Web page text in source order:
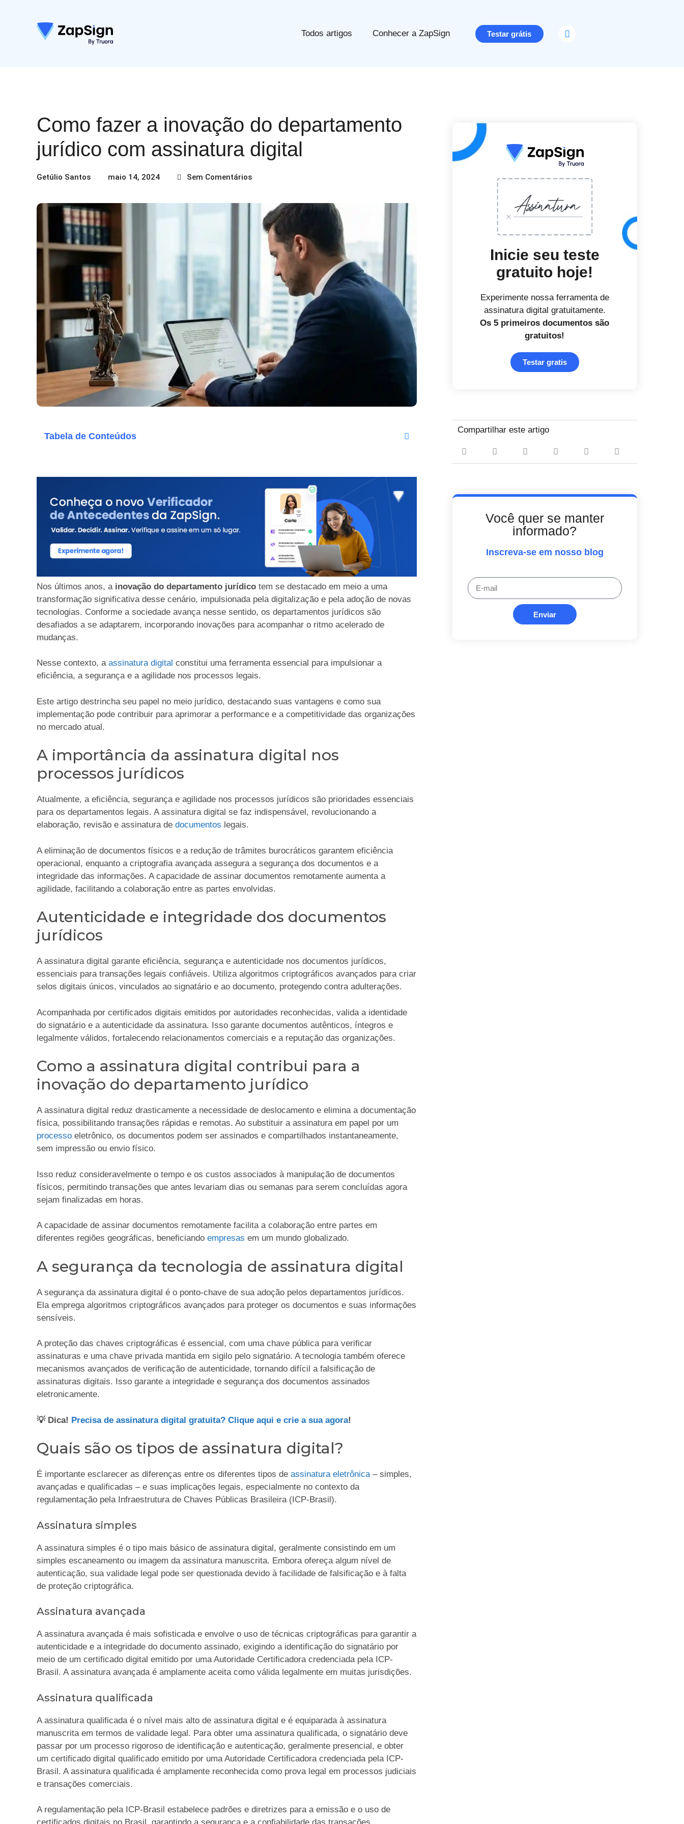
Todos artigos Conhecer a ZapSign Testar grátis
Como fazer a inovação do departamento
jurídico com assinatura digital
Getúlio Santos maio 14, 2024 Sem Comentários
Tabela de Conteúdos
Nos últimos anos, a inovação do departamento jurídico tem se destacado em meio a uma
transformação significativa desse cenário, impulsionada pela digitalização e pela adoção de novas
tecnologias. Conforme a sociedade avança nesse sentido, os departamentos jurídicos são
desafiados a se adaptarem, incorporando inovações para acompanhar o ritmo acelerado de
mudanças.
Nesse contexto, a assinatura digital constitui uma ferramenta essencial para impulsionar a
eficiência, a segurança e a agilidade nos processos legais.
Este artigo destrincha seu papel no meio jurídico, destacando suas vantagens e como sua
implementação pode contribuir para aprimorar a performance e a competitividade das organizações
no mercado atual.
A importância da assinatura digital nos
processos jurídicos
Atualmente, a eficiência, segurança e agilidade nos processos jurídicos são prioridades essenciais
para os departamentos legais. A assinatura digital se faz indispensável, revolucionando a
elaboração, revisão e assinatura de documentos legais.
A eliminação de documentos físicos e a redução de trâmites burocráticos garantem eficiência
operacional, enquanto a criptografia avançada assegura a segurança dos documentos e a
integridade das informações. A capacidade de assinar documentos remotamente aumenta a
agilidade, facilitando a colaboração entre as partes envolvidas.
Autenticidade e integridade dos documentos
jurídicos
A assinatura digital garante eficiência, segurança e autenticidade nos documentos jurídicos,
essenciais para transações legais confiáveis. Utiliza algoritmos criptográficos avançados para criar
selos digitais únicos, vinculados ao signatário e ao documento, protegendo contra adulterações.
Acompanhada por certificados digitais emitidos por autoridades reconhecidas, valida a identidade
do signatário e a autenticidade da assinatura. Isso garante documentos autênticos, íntegros e
legalmente válidos, fortalecendo relacionamentos comerciais e a reputação das organizações.
Como a assinatura digital contribui para a
inovação do departamento jurídico
A assinatura digital reduz drasticamente a necessidade de deslocamento e elimina a documentação
física, possibilitando transações rápidas e remotas. Ao substituir a assinatura em papel por um
processo eletrônico, os documentos podem ser assinados e compartilhados instantaneamente,
sem impressão ou envio físico.
Isso reduz consideravelmente o tempo e os custos associados à manipulação de documentos
físicos, permitindo transações que antes levariam dias ou semanas para serem concluídas agora
sejam finalizadas em horas.
A capacidade de assinar documentos remotamente facilita a colaboração entre partes em
diferentes regiões geográficas, beneficiando empresas em um mundo globalizado.
A segurança da tecnologia de assinatura digital
A segurança da assinatura digital é o ponto-chave de sua adoção pelos departamentos jurídicos.
Ela emprega algoritmos criptográficos avançados para proteger os documentos e suas informações
sensíveis.
A proteção das chaves criptográficas é essencial, com uma chave pública para verificar
assinaturas e uma chave privada mantida em sigilo pelo signatário. A tecnologia também oferece
mecanismos avançados de verificação de autenticidade, tornando difícil a falsificação de
assinaturas digitais. Isso garante a integridade e segurança dos documentos assinados
eletronicamente.
💡 Dica! Precisa de assinatura digital gratuita? Clique aqui e crie a sua agora!
Quais são os tipos de assinatura digital?
É importante esclarecer as diferenças entre os diferentes tipos de assinatura eletrônica– simples,
avançadas e qualificadas – e suas implicações legais, especialmente no contexto da
regulamentação pela Infraestrutura de Chaves Públicas Brasileira (ICP-Brasil).
Assinatura simples
A assinatura simples é o tipo mais básico de assinatura digital, geralmente consistindo em um
simples escaneamento ou imagem da assinatura manuscrita. Embora ofereça algum nível de
autenticação, sua validade legal pode ser questionada devido à facilidade de falsificação e à falta
de proteção criptográfica.
Assinatura avançada
A assinatura avançada é mais sofisticada e envolve o uso de técnicas criptográficas para garantir a
autenticidade e a integridade do documento assinado, exigindo a identificação do signatário por
meio de um certificado digital emitido por uma Autoridade Certificadora credenciada pela ICP-
Brasil. A assinatura avançada é amplamente aceita como válida legalmente em muitas jurisdições.
Assinatura qualificada
A assinatura qualificada é o nível mais alto de assinatura digital e é equiparada à assinatura
manuscrita em termos de validade legal. Para obter uma assinatura qualificada, o signatário deve
passar por um processo rigoroso de identificação e autenticação, geralmente presencial, e obter
um certificado digital qualificado emitido por uma Autoridade Certificadora credenciada pela ICP-
Brasil. A assinatura qualificada é amplamente reconhecida como prova legal em processos judiciais
e transações comerciais.
A regulamentação pela ICP-Brasil estabelece padrões e diretrizes para a emissão e o uso de
Inicie seu teste
gratuito hoje!
Experimente nossa ferramenta de
assinatura digital gratuitamente.
Os 5 primeiros documentos são
gratuitos!
Testar gratis
Compartilhar este artigo
Você quer se manter
informado?
Inscreva-se em nosso blog
Enviar